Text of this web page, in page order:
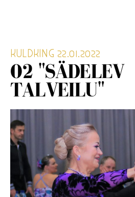
KULDKING 22.01.2022
02 "SÄDELEV
TALVEILU"